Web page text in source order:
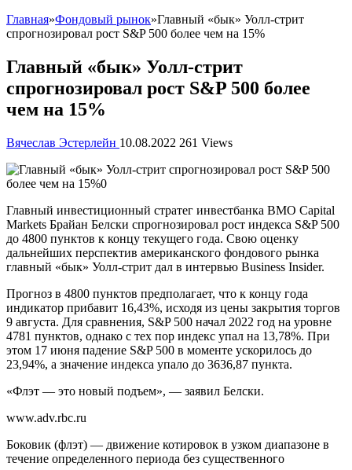
Главная»Фондовый рынок»Главный «бык» Уолл-стрит
спрогнозировал рост S&P 500 более чем на 15%
Главный «бык» Уолл-стрит
спрогнозировал рост S&P 500 более
чем на 15%
Вячеслав Эстерлейн 10.08.2022 261 Views
Главный инвестиционный стратег инвестбанка BMO Capital
Markets Брайан Белски спрогнозировал рост индекса S&P 500
до 4800 пунктов к концу текущего года. Свою оценку
дальнейших перспектив американского фондового рынка
главный «бык» Уолл-стрит дал в интервью Business Insider.
Прогноз в 4800 пунктов предполагает, что к концу года
индикатор прибавит 16,43%, исходя из цены закрытия торгов
9 августа. Для сравнения, S&P 500 начал 2022 год на уровне
4781 пунктов, однако с тех пор индекс упал на 13,78%. При
этом 17 июня падение S&P 500 в моменте ускорилось до
23,94%, а значение индекса упало до 3636,87 пункта.
«Флэт — это новый подъем», — заявил Белски.
www.adv.rbc.ru
Боковик (флэт) — движение котировок в узком диапазоне в
течение определенного периода без существенного